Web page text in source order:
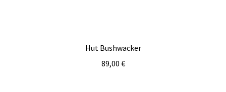
Hut Bushwacker
89,00 €